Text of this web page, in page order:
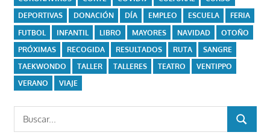
DEPORTIVAS
DONACIÓN DÍA EMPLEO ESCUELA
FERIA
FUTBOL
INFANTIL LIBRO MAYORES NAVIDAD
OTOÑO
PRÓXIMAS
RECOGIDA RESULTADOS RUTA
SANGRE
TAEKWONDO
TALLER TALLERES TEATRO
VENTIPPO
VERANO
VIAJE
Buscar:
BUSCAR